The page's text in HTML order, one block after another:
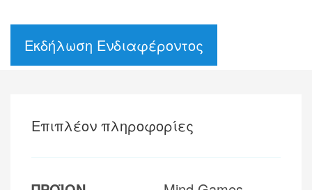
Εκδήλωση Ενδιαφέροντος
Επιπλέον πληροφορίες